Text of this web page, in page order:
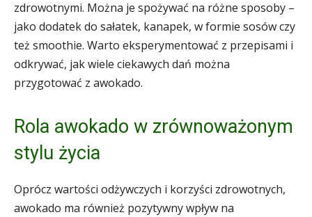
zdrowotnymi. Można je spożywać na różne sposoby –
jako dodatek do sałatek, kanapek, w formie sosów czy
też smoothie. Warto eksperymentować z przepisami i
odkrywać, jak wiele ciekawych dań można
przygotować z awokado.
Rola awokado w zrównoważonym
stylu życia
Oprócz wartości odżywczych i korzyści zdrowotnych,
awokado ma również pozytywny wpływ na